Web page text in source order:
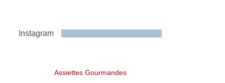
Instagram
Assiettes Gourmandes